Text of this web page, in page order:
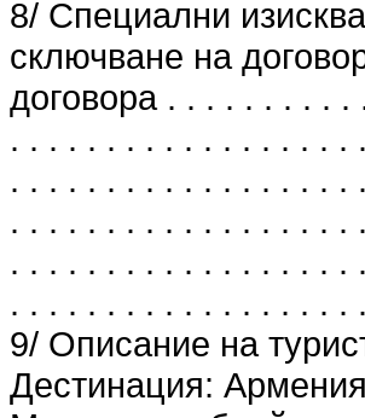
8/ Специални
сключване на
договора . . . . . . . . .
. . . . . . . . . . . . . . . . . .
. . . . . . . . . . . . . . . . .
. . . . . . . . . . . . . . . . . .
. . . . . . . . . . . . . . . . . .
. . . . . . . . . . . . . . . . . . .
9/ Описание на
Дестинация: Армения